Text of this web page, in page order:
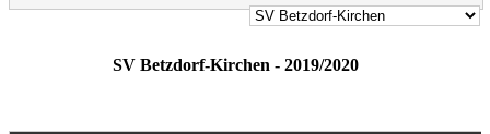
SV Betzdorf-Kirchen - 2019/2020